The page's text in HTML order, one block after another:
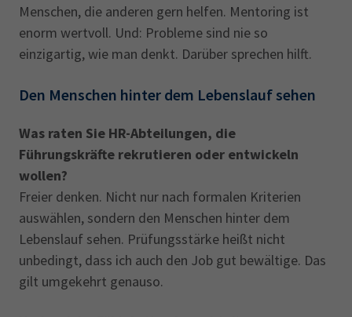
Menschen, die anderen gern helfen. Mentoring ist
enorm wertvoll. Und: Probleme sind nie so
einzigartig, wie man denkt. Darüber sprechen hilft.
Den Menschen hinter dem Lebenslauf sehen
Was raten Sie HR-Abteilungen, die
Führungskräfte rekrutieren oder entwickeln
wollen?
Freier denken. Nicht nur nach formalen Kriterien
auswählen, sondern den Menschen hinter dem
Lebenslauf sehen. Prüfungsstärke heißt nicht
unbedingt, dass ich auch den Job gut bewältige. Das
gilt umgekehrt genauso.